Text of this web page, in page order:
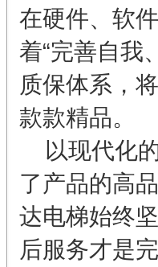
在硬件、软
着“完善自我
质保体系，
款款精品。
以现代化的
了产品的高
达电梯始终
后服务才是